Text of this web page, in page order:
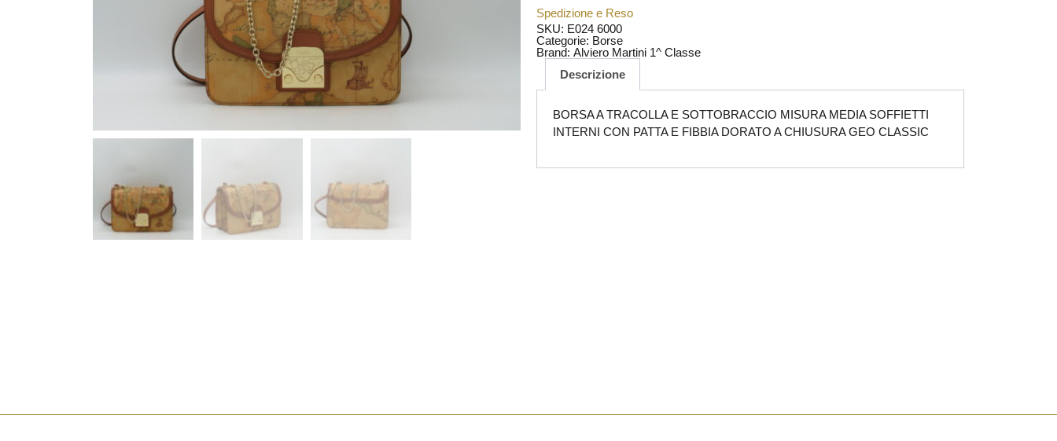
Spedizione e Reso
SKU: E024 6000
Categorie: Borse
Brand: Alviero Martini 1^ Classe
Descrizione
BORSA A TRACOLLA E SOTTOBRACCIO MISURA MEDIA SOFFIETTI
INTERNI CON PATTA E FIBBIA DORATO A CHIUSURA GEO CLASSIC